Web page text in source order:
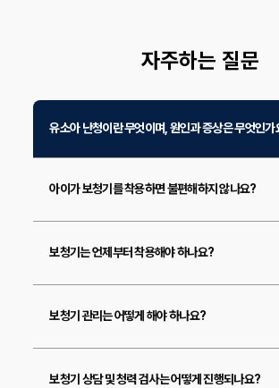
자주하는 질문
유소아 난청이란 무엇이며, 원인과 증상은 무엇인가
아이가 보청기를 착용하면 불편해하지 않나요?
보청기는 언제부터 착용해야 하나요?
보청기 관리는 어떻게 해야 하나요?
보청기 상담 및 청력 검사는 어떻게 진행되나요?